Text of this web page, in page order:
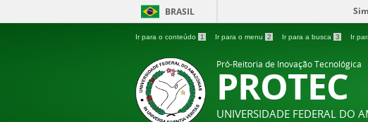
BRASIL
Ir para o conteúdo 1 Ir para o menu 2 Ir para a busca 3 Ir
Pró-Reitoria de Inovação Tecnológica
PROTEC
UNIVERSIDADE FEDERAL DO